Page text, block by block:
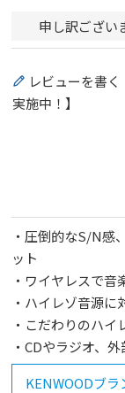
申し訳ござい
レビューを書
実施中！】
・圧倒的なS/N感
ット
・ワイヤレスで
・ハイレゾ音源
・こだわりのハイ
・CDやラジオ、
KENWOODブ